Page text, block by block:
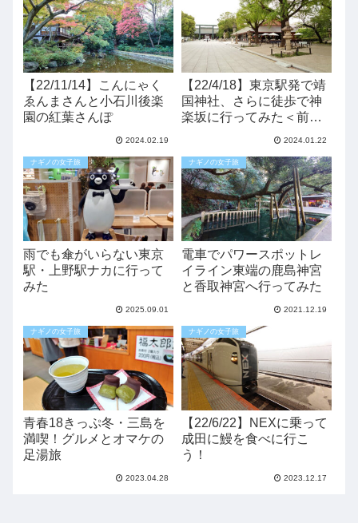
【22/11/14】こんにゃく
ゑんまさんと小石川後楽
園の紅葉さんぽ
2024.02.19
【22/4/18】東京駅発で靖
国神社、さらに徒歩で神
楽坂に行ってみた＜前編
2024.01.22
ナギノの女子旅
雨でも傘がいらない東京
駅・上野駅ナカに行って
みた
2025.09.01
ナギノの女子旅
電車でパワースポットレ
イライン東端の鹿島神宮
と香取神宮へ行ってみた
2021.12.19
ナギノの女子旅
青春18きっぷ冬・三島を
満喫！グルメとオマケの
足湯旅
2023.04.28
ナギノの女子旅
【22/6/22】NEXに乗って
成田に鰻を食べに行こ
う！
2023.12.17